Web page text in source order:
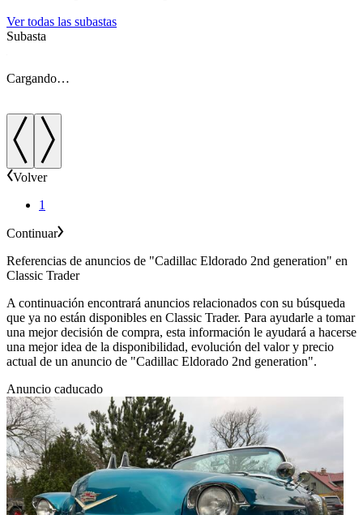
Ver todas las subastas
Subasta
Cargando…
Volver
1
Continuar
Referencias de anuncios de "Cadillac Eldorado 2nd generation" en
Classic Trader
A continuación encontrará anuncios relacionados con su búsqueda
que ya no están disponibles en Classic Trader. Para ayudarle a tomar
una mejor decisión de compra, esta información le ayudará a hacerse
una mejor idea de la disponibilidad, evolución del valor y precio
actual de un anuncio de "Cadillac Eldorado 2nd generation".
Anuncio caducado